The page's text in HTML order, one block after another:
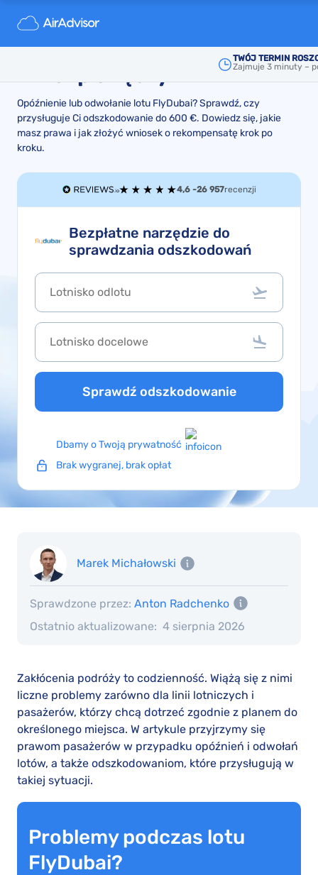
TWÓJ TERMIN
Zajmuje 3 minuty –
FlyDubai odszkodowanie za
opóźnienia i odwołania lotów,
Opóźnienie lub odwołanie lotu FlyDubai? Sprawdź, czy
przysługuje Ci odszkodowanie do 600 €. Dowiedz się, jakie
masz prawa i jak złożyć wniosek o rekompensatę krok po
kroku.
4,6 -26 957recenzji
Bezpłatne narzędzie do
sprawdzania odszkodowań
Sprawdź odszkodowanie
Dbamy o Twoją prywatność
Brak wygranej, brak opłat
Marek Michałowski
Ostatnio aktualizowane: 4 sierpnia 2026
Sprawdzone przez: Anton Radchenko
Zakłócenia podróży to codzienność. Wiążą się z nimi
liczne problemy zarówno dla linii lotniczych i
pasażerów, którzy chcą dotrzeć zgodnie z planem do
określonego miejsca. W artykule przyjrzymy się
prawom pasażerów w przypadku opóźnień i odwołań
lotów, a także odszkodowaniom, które przysługują w
takiej sytuacji.
Problemy podczas lotu
FlyDubai?